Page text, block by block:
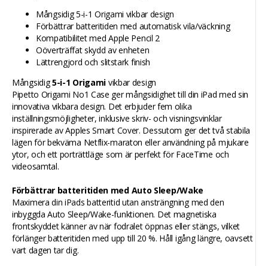
Mångsidig 5-i-1 Origami vikbar design
Förbättrar batteritiden med automatisk vila/väckning
Kompatibilitet med Apple Pencil 2
Oöverträffat skydd av enheten
Lättrengjord och slitstark finish
Mångsidig5-i-1 Origami vikbar design
Pipetto Origami No1 Case ger mångsidighet till din iPad med sin
innovativa vikbara design. Det erbjuder fem olika
inställningsmöjligheter, inklusive skriv- och visningsvinklar
inspirerade av Apples Smart Cover. Dessutom ger det två stabila
lägen för bekväma Netflix-maraton eller användning på mjukare
ytor, och ett porträttläge som är perfekt för FaceTime och
videosamtal.
Förbättrar batteritiden med Auto Sleep/Wake
Maximera din iPads batteritid utan ansträngning med den
inbyggda Auto Sleep/Wake-funktionen. Det magnetiska
frontskyddet känner av när fodralet öppnas eller stängs, vilket
förlänger batteritiden med upp till 20 %. Håll igång längre, oavsett
vart dagen tar dig.